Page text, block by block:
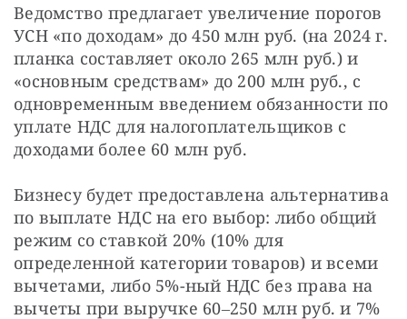
Ведомство предлагает увеличение порогов
УСН «по доходам» до 450 млн руб. (на 2024 г.
планка составляет около 265 млн руб.) и
«основным средствам» до 200 млн руб., с
одновременным введением обязанности по
уплате НДС для налогоплательщиков с
доходами более 60 млн руб.
Бизнесу будет предоставлена альтернатива
по выплате НДС на его выбор: либо общий
режим со ставкой 20% (10% для
определенной категории товаров) и всеми
вычетами, либо 5%-ный НДС без права на
вычеты при выручке 60‒250 млн руб. и 7%